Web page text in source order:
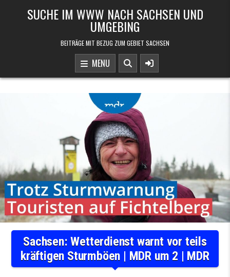
SUCHE IM WWW NACH SACHSEN UND
UMGEBING
BEITRÄGE MIT BEZUG ZUM GEBIET SACHSEN
MENU
Sachsen: Wetterdienst warnt vor teils
kräftigen Sturmböen | MDR um 2 | MDR